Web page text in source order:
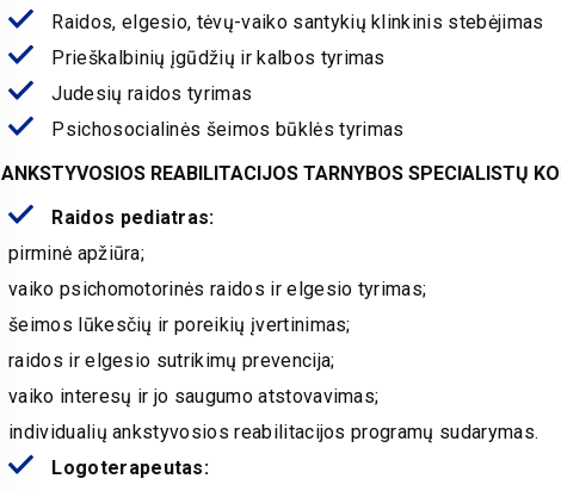
Raidos, elgesio, tėvų-vaiko santykių klinkinis stebėjimas
Prieškalbinių įgūdžių ir kalbos tyrimas
Judesių raidos tyrimas
Psichosocialinės šeimos būklės tyrimas
ANKSTYVOSIOS REABILITACIJOS TARNYBOS SPECIALISTŲ
Raidos pediatras:
pirminė apžiūra;
vaiko psichomotorinės raidos ir elgesio tyrimas;
šeimos lūkesčių ir poreikių įvertinimas;
raidos ir elgesio sutrikimų prevencija;
vaiko interesų ir jo saugumo atstovavimas;
individualių ankstyvosios reabilitacijos programų sudarymas.
Logoterapeutas: